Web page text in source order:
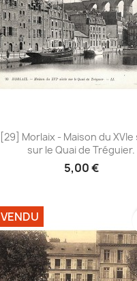
Aperçu rapide
[29] Morlaix - Maison du XVIe
sur le Quai de Tréguier.
5,00 €
VENDU